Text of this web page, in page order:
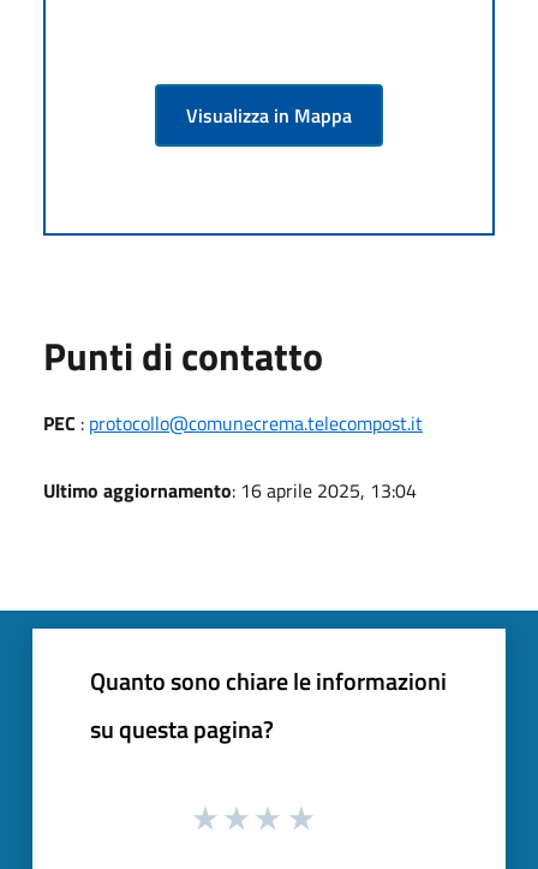
Visualizza in Mappa
Punti di contatto
PEC : protocollo@comunecrema.telecompost.it
Ultimo aggiornamento: 16 aprile 2025, 13:04
Quanto sono chiare le informazioni
su questa pagina?